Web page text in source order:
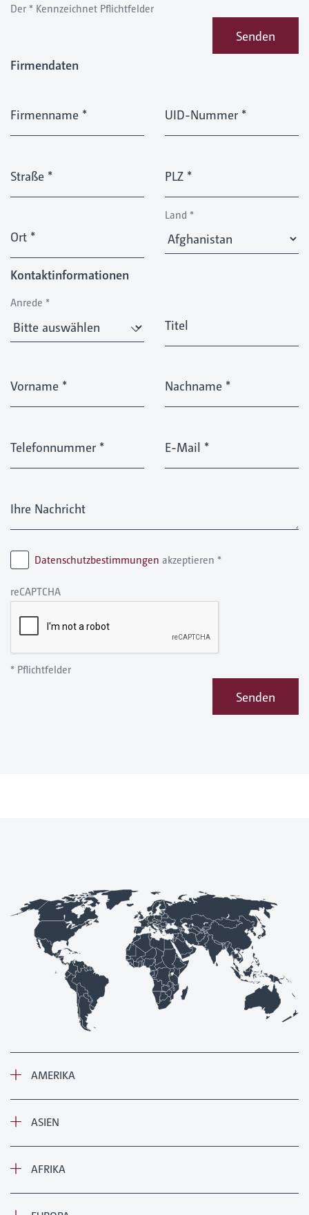
Der * Kennzeichnet Pflichtfelder
Senden
Firmendaten
Firmenname * UID-Nummer *
Straße * PLZ *
Ort *
Land *
Kontaktinformationen
Anrede *
Titel
Vorname * Nachname *
Telefonnummer * E-Mail *
Ihre Nachricht
Datenschutzbestimmungen akzeptieren *
reCAPTCHA
* Pflichtfelder
Senden
AMERIKA
ASIEN
AFRIKA